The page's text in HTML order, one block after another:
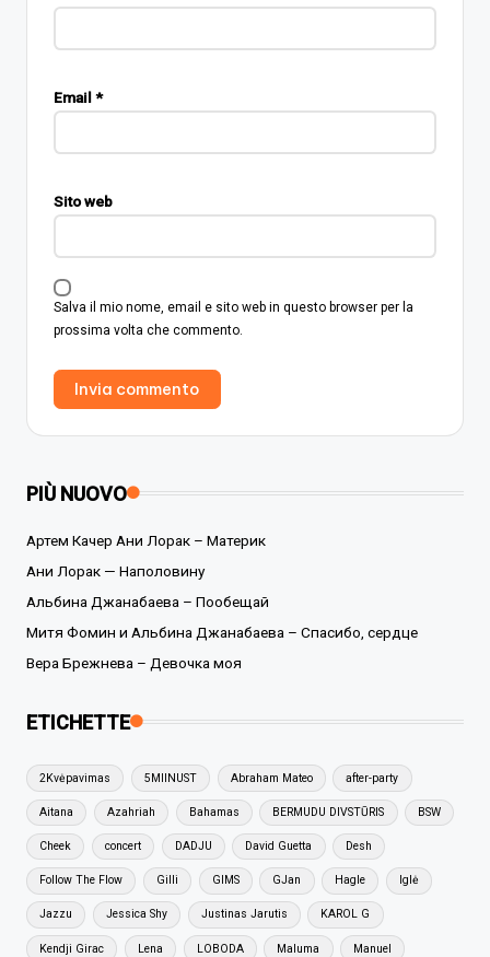
Email *
Sito web
Salva il mio nome, email e sito web in questo browser per la
prossima volta che commento.
PIÙ NUOVO
Артем Качер Ани Лорак – Материк
Ани Лорак — Наполовину
Альбина Джанабаева – Пообещай
Митя Фомин и Альбина Джанабаева – Спасибо, сердце
Вера Брежнева – Девочка моя
ETICHETTE
2Kvėpavimas 5MIINUST Abraham Mateo after-party
Aitana Azahriah Bahamas BERMUDU DIVSTŪRIS BSW
Cheek concert DADJU David Guetta Desh
Follow The Flow Gilli GIMS GJan Hagle Iglė
Jazzu Jessica Shy Justinas Jarutis KAROL G
Kendji Girac Lena LOBODA Maluma Manuel